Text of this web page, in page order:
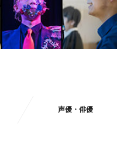
声優・俳優